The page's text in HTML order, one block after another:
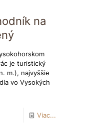
na
je turistický
m.), najvyššie
vo Vysokých
Viac...